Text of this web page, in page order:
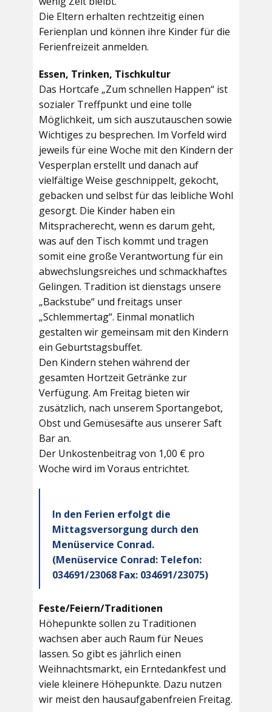
Die Eltern erhalten rechtzeitig einen
Ferienplan und können ihre Kinder für die
Ferienfreizeit anmelden.
Essen, Trinken, Tischkultur
Das Hortcafe „Zum schnellen Happen“ ist
sozialer Treffpunkt und eine tolle
Möglichkeit, um sich auszutauschen sowie
Wichtiges zu besprechen. Im Vorfeld wird
jeweils für eine Woche mit den Kindern der
Vesperplan erstellt und danach auf
vielfältige Weise geschnippelt, gekocht,
gebacken und selbst für das leibliche Wohl
gesorgt. Die Kinder haben ein
Mitspracherecht, wenn es darum geht,
was auf den Tisch kommt und tragen
somit eine große Verantwortung für ein
abwechslungsreiches und schmackhaftes
Gelingen. Tradition ist dienstags unsere
„Backstube“ und freitags unser
„Schlemmertag“. Einmal monatlich
gestalten wir gemeinsam mit den Kindern
ein Geburtstagsbuffet.
Den Kindern stehen während der
gesamten Hortzeit Getränke zur
Verfügung. Am Freitag bieten wir
zusätzlich, nach unserem Sportangebot,
Obst und Gemüsesäfte aus unserer Saft
Bar an.
Der Unkostenbeitrag von 1,00 € pro
Woche wird im Voraus entrichtet.
In den Ferien erfolgt die
Mittagsversorgung durch den
Menüservice Conrad.
(Menüservice Conrad: Telefon:
034691/23068 Fax: 034691/23075)
Feste/Feiern/Traditionen
Höhepunkte sollen zu Traditionen
wachsen aber auch Raum für Neues
lassen. So gibt es jährlich einen
Weihnachtsmarkt, ein Erntedankfest und
viele kleinere Höhepunkte. Dazu nutzen
wir meist den hausaufgabenfreien Freitag.